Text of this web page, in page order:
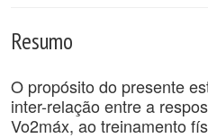
Resumo
O propósito do presente
inter-relação entre a
Vo2máx, ao treinamento